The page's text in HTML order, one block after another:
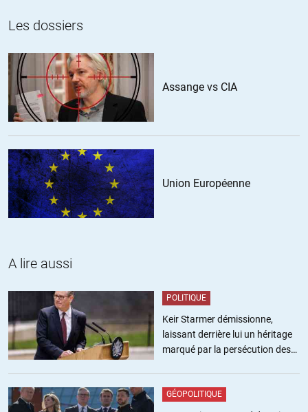
Les dossiers
Assange vs CIA
Union Européenne
A lire aussi
POLITIQUE
Keir Starmer démissionne,
laissant derrière lui un héritage
marqué par la persécution des
GÉOPOLITIQUE